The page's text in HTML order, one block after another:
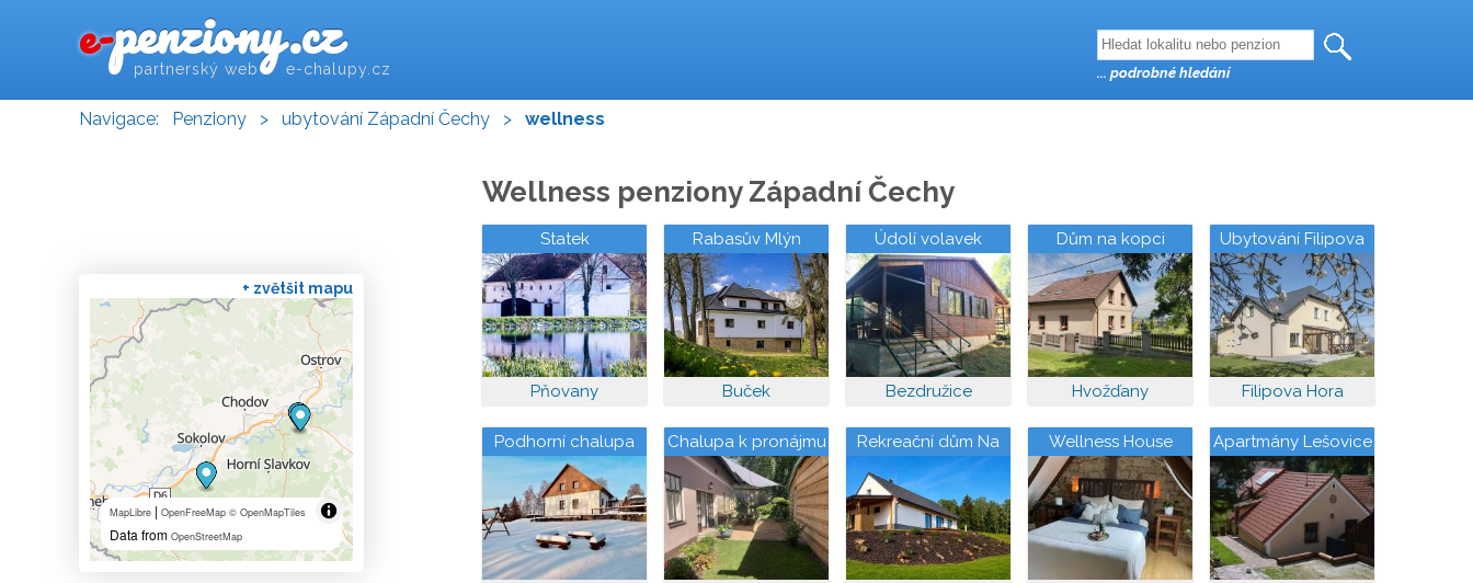
e-penziony.cz
partnerský web e-chalupy.cz
Navigace: Penziony > ubytování Západní Čechy > wellness
Wellness penziony Západní Čechy
Statek
Pňovany
Rabasův Mlýn
Buček
Údolí volavek
Bezdružice
Dům na kopci
Hvožďany
Ubytování Filipova
Hora
Filipova Hora
Podhorní chalupa Chalupa k pronájmu
Rekreační dům Na
kopečku u lesa
Wellness House
Božkov
Apartmány Lešovice
+ zvětšit mapu
MapLibre | OpenFreeMap © OpenMapTiles
Data from OpenStreetMap
... podrobné hledání